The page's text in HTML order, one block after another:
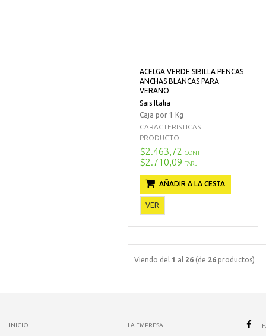
ACELGA VERDE SIBILLA PENCAS
ANCHAS BLANCAS PARA
VERANO
Sais Italia
Caja por 1 Kg
CARACTERISTICAS
PRODUCTO:...
$2.463,72 CONT
$2.710,09 TARJ
AÑADIR A LA CESTA
VER
Viendo del 1 al 26 (de 26 productos)
INICIO LA EMPRESA